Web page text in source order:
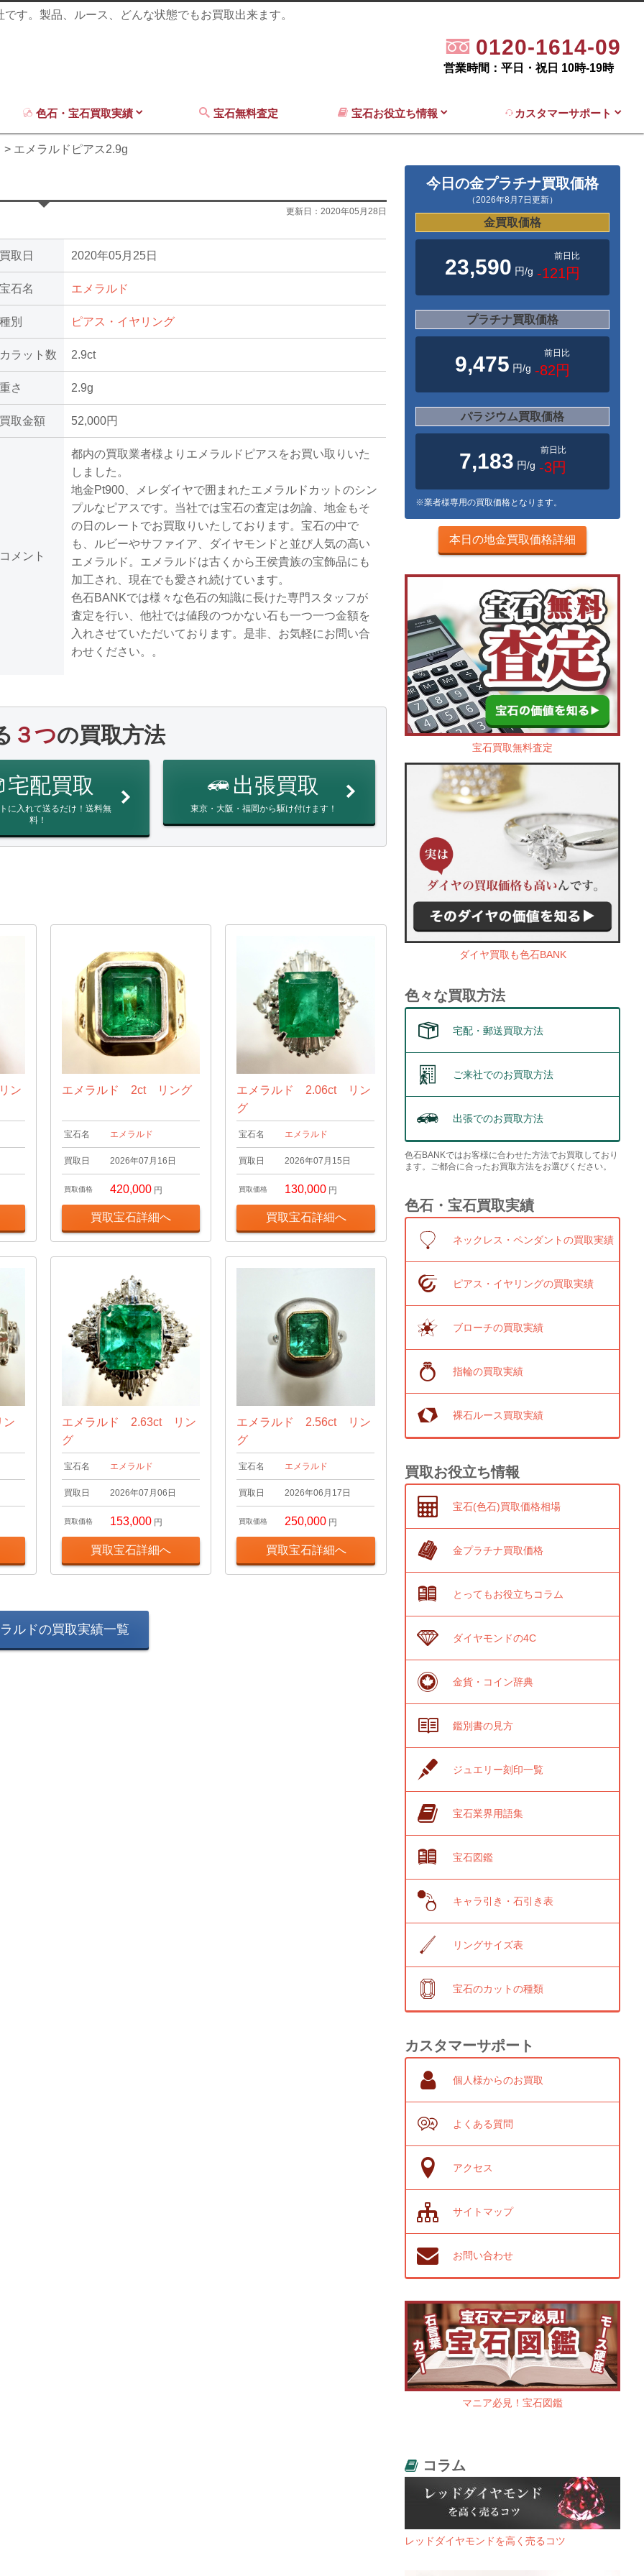
す。製品、ルース、どんな状態でもお買取出来ます。
0120-1614-09
営業時間：平日・祝日 10時-19時
色石・宝石買取実績 宝石無料査定 宝石お役立ち情報 カスタマーサポート
エメラルドピアス2.9g
更新日： 2020年05月28日
買取日 2020年05月25日
宝石名 エメラルド
種別 ピアス・イヤリング
カラット数 2.9ct
重さ 2.9g
買取金額 52,000円
コメント
都内の買取業者様よりエメラルドピアスをお買い取りいた
しました。
地金Pt900、メレダイヤで囲まれたエメラルドカットのシン
プルなピアスです。当社では宝石の査定は勿論、地金もそ
の日のレートでお買取りいたしております。宝石の中で
も、ルビーやサファイア、ダイヤモンドと並び人気の高い
エメラルド。エメラルドは古くから王侯貴族の宝飾品にも
加工され、現在でも愛され続けています。
色石BANKでは様々な色石の知識に長けた専門スタッフが
査定を行い、他社では値段のつかない石も一つ一つ金額を
入れさせていただいております。是非、お気軽にお問い合
わせください。。
３つの買取方法
宅配買取
に入れて送るだけ！送料無
料！
出張買取
東京・大阪・福岡から駆け付けます！
ン エメラルド 2ct リング
宝石名 エメラルド
買取日 2026年07月16日
買取価格 420,000 円
買取宝石詳細へ
エメラルド 2.06ct リン
グ
宝石名 エメラルド
買取日 2026年07月15日
買取価格 130,000 円
買取宝石詳細へ
エメラルド 2.63ct リン
グ
宝石名 エメラルド
買取日 2026年07月06日
買取価格 153,000 円
買取宝石詳細へ
エメラルド 2.56ct リン
グ
宝石名 エメラルド
買取日 2026年06月17日
買取価格 250,000 円
買取宝石詳細へ
ルドの買取実績一覧
今日の金プラチナ買取価格
（2026年8月7日更新）
金買取価格
23,590 円/g
前日比
-121円
プラチナ買取価格
9,475 円/g
前日比
-82円
パラジウム買取価格
7,183 円/g
前日比
-3円
※業者様専用の買取価格となります。
本日の地金買取価格詳細
宝石買取無料査定
ダイヤ買取も色石BANK
色々な買取方法
宅配・郵送買取方法
ご来社でのお買取方法
出張でのお買取方法
色石BANKではお客様に合わせた方法でお買取しており
ます。ご都合に合ったお買取方法をお選びください。
色石・宝石買取実績
ネックレス・ペンダントの買取実績
ピアス・イヤリングの買取実績
ブローチの買取実績
指輪の買取実績
裸石ルース買取実績
買取お役立ち情報
宝石(色石)買取価格相場
金プラチナ買取価格
とってもお役立ちコラム
ダイヤモンドの4C
金貨・コイン辞典
鑑別書の見方
ジュエリー刻印一覧
宝石業界用語集
宝石図鑑
キャラ引き・石引き表
リングサイズ表
宝石のカットの種類
カスタマーサポート
個人様からのお買取
よくある質問
アクセス
サイトマップ
お問い合わせ
マニア必見！宝石図鑑
コラム
レッドダイヤモンドを高く売るコツ